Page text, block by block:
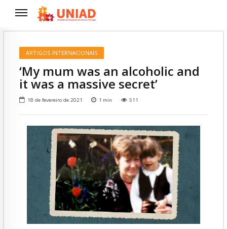
ARTIGOS INTERNACIONAIS
‘My mum was an alcoholic and
it was a massive secret’
18 de fevereiro de 2021 1 min 511